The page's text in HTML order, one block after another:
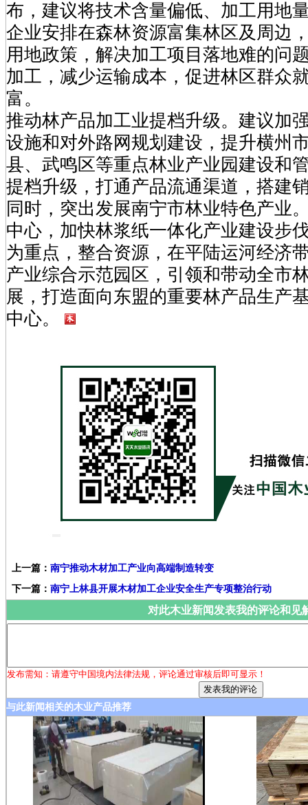
布，建议将技术含量偏低、加工用地
企业安排在森林资源富集林区及周边
用地政策，解决加工项目落地难的问
加工，减少运输成本，促进林区群众
富。
推动林产品加工业提档升级。建议加
设施和对外路网规划建设，提升横州
县、武鸣区等重点林业产业园建设和
提档升级，打通产品流通渠道，搭建
同时，突出发展南宁市林业特色产业
中心，加快林浆纸一体化产业建设步
为重点，整合资源，在平陆运河经济
产业综合示范园区，引领和带动全市
展，打造面向东盟的重要林产品生产
中心。
上一篇： 南宁推动木材加工产业向高端制造转变
下一篇： 南宁上林县开展木材加工企业安全生产专项整治行动
对此木业新闻发表我的评论和见
发布需知：请遵守中国境内法律法规，评论通过审核后即可显示！
与此新闻相关的木业产品推荐